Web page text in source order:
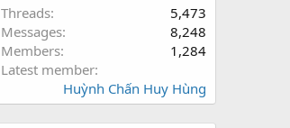
Threads
5,473
Messages
8,248
Members
1,284
Latest member
Huỳnh Chấn Huy Hùng